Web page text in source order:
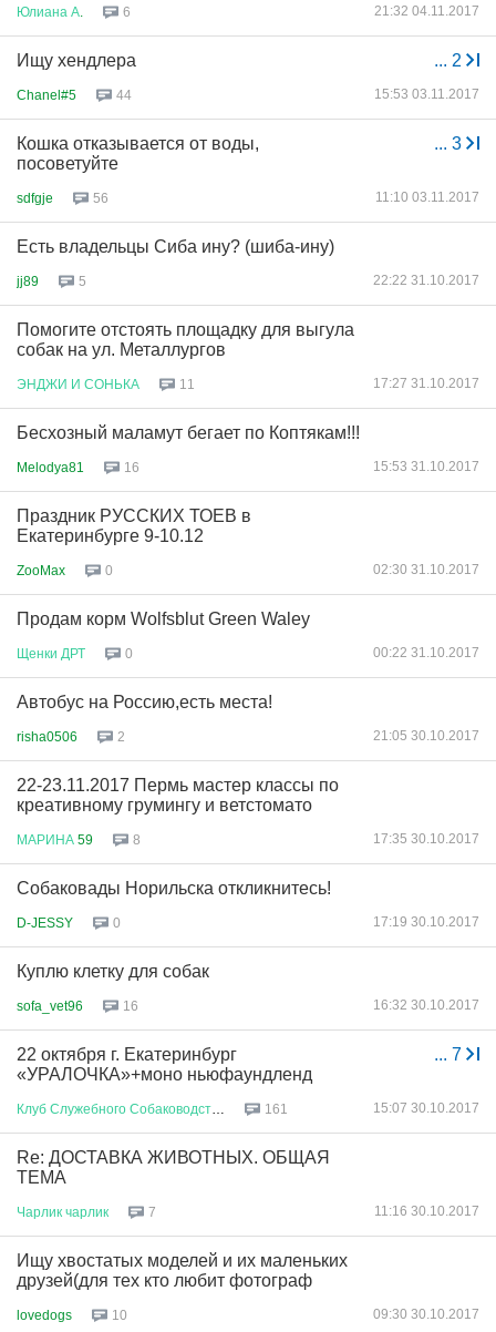
Юлиана А 6 21:32 04.11.2017
... 2
Ищу хендлера
Chanel#5 44 15:53 03.11.2017
... 3
Кошка отказывается от воды,
посоветуйте
sdfgje 56 11:10 03.11.2017
Есть владельцы Сиба ину? (шиба-ину)
jj89 5 22:22 31.10.2017
Помогите отстоять площадку для выгула
собак на ул. Металлургов
ЭНДЖИ И СОНЬКА 11 17:27 31.10.2017
Бесхозный маламут бегает по Коптякам!!!
Melodya81 16 15:53 31.10.2017
Праздник РУССКИХ ТОЕВ в
Екатеринбурге 9-10.12
ZooMax 0 02:30 31.10.2017
Продам корм Wolfsblut Green Waley
Щенки ДРТ 0 00:22 31.10.2017
Автобус на Россию,есть места!
risha0506 2 21:05 30.10.2017
22-23.11.2017 Пермь мастер классы по
креативному грумингу и ветстомато
МАРИНА 59 8 17:35 30.10.2017
Собаковады Норильска откликнитесь!
D-JESSY 0 17:19 30.10.2017
Куплю клетку для собак
sofa_vet96 16 16:32 30.10.2017
... 7
22 октября г. Екатеринбург
«УРАЛОЧКА»+моно ньюфаундленд
Клуб Служебного Собаководства 161 15:07 30.10.2017
Re: ДОСТАВКА ЖИВОТНЫХ. ОБЩАЯ
ТЕМА
Чарлик чарлик 7 11:16 30.10.2017
Ищу хвостатых моделей и их маленьких
друзей(для тех кто любит фотограф
lovedogs 10 09:30 30.10.2017